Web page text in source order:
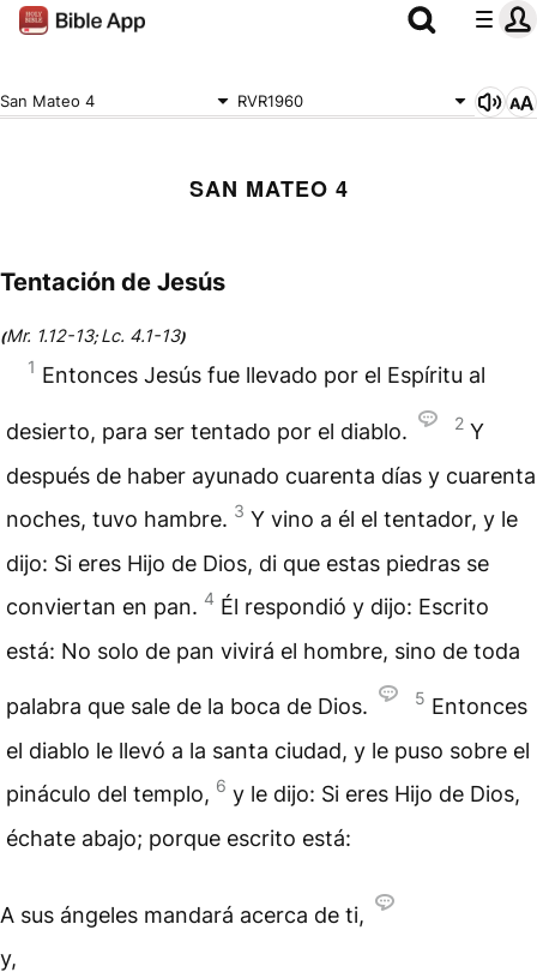
San Mateo 4 RVR1960
SAN MATEO 4
Tentación de Jesús
(Mr. 1.12-13;Lc. 4.1-13)
1 Entonces Jesús fue llevado por el Espíritu al
desierto, para ser tentado por el diablo. 2 Y
después de haber ayunado cuarenta días y cuarenta
noches, tuvo hambre. 3 Y vino a él el tentador, y le
dijo: Si eres Hijo de Dios, di que estas piedras se
conviertan en pan. 4 Él respondió y dijo: Escrito
está: No solo de pan vivirá el hombre, sino de toda
palabra que sale de la boca de Dios. 5 Entonces
el diablo le llevó a la santa ciudad, y le puso sobre el
pináculo del templo, 6 y le dijo: Si eres Hijo de Dios,
échate abajo; porque escrito está:
A sus ángeles mandará acerca de ti,
y,